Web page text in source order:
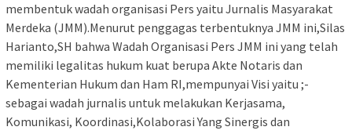
membentuk wadah organisasi Pers yaitu Jurnalis Masyarakat
Merdeka (JMM).Menurut penggagas terbentuknya JMM ini,Silas
Harianto,SH bahwa Wadah Organisasi Pers JMM ini yang telah
memiliki legalitas hukum kuat berupa Akte Notaris dan
Kementerian Hukum dan Ham RI,mempunyai Visi yaitu ;-
sebagai wadah jurnalis untuk melakukan Kerjasama,
Komunikasi, Koordinasi,Kolaborasi Yang Sinergis dan